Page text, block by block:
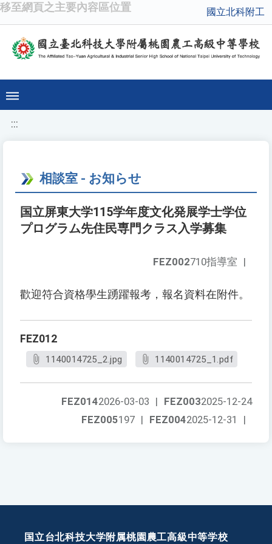
移至網頁之主要內容區位置 國立北科附工
:::
相談室 - お知らせ
国立屏東大学115学年度文化発展学士学位
プログラム先住民専門クラス入学募集
FEZ002710指導室 |
歡迎符合資格學生踴躍報考，報名資料在附件。
FEZ012
1140014725_2.jpg 1140014725_1.pdf
FEZ0032025-12-24
FEZ0142026-03-03 |
FEZ0042025-12-31 |
FEZ005197 |
国立台北科技大学附属桃園農工高級中等学校